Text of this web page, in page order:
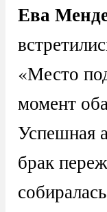
Ева
«Место
момент
Успешная
брак